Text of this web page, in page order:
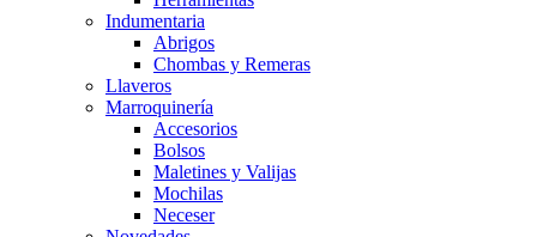
Indumentaria
Abrigos
Chombas y Remeras
Llaveros
Marroquinería
Accesorios
Bolsos
Maletines y Valijas
Mochilas
Neceser